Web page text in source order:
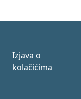
Izjava o
kolačićima